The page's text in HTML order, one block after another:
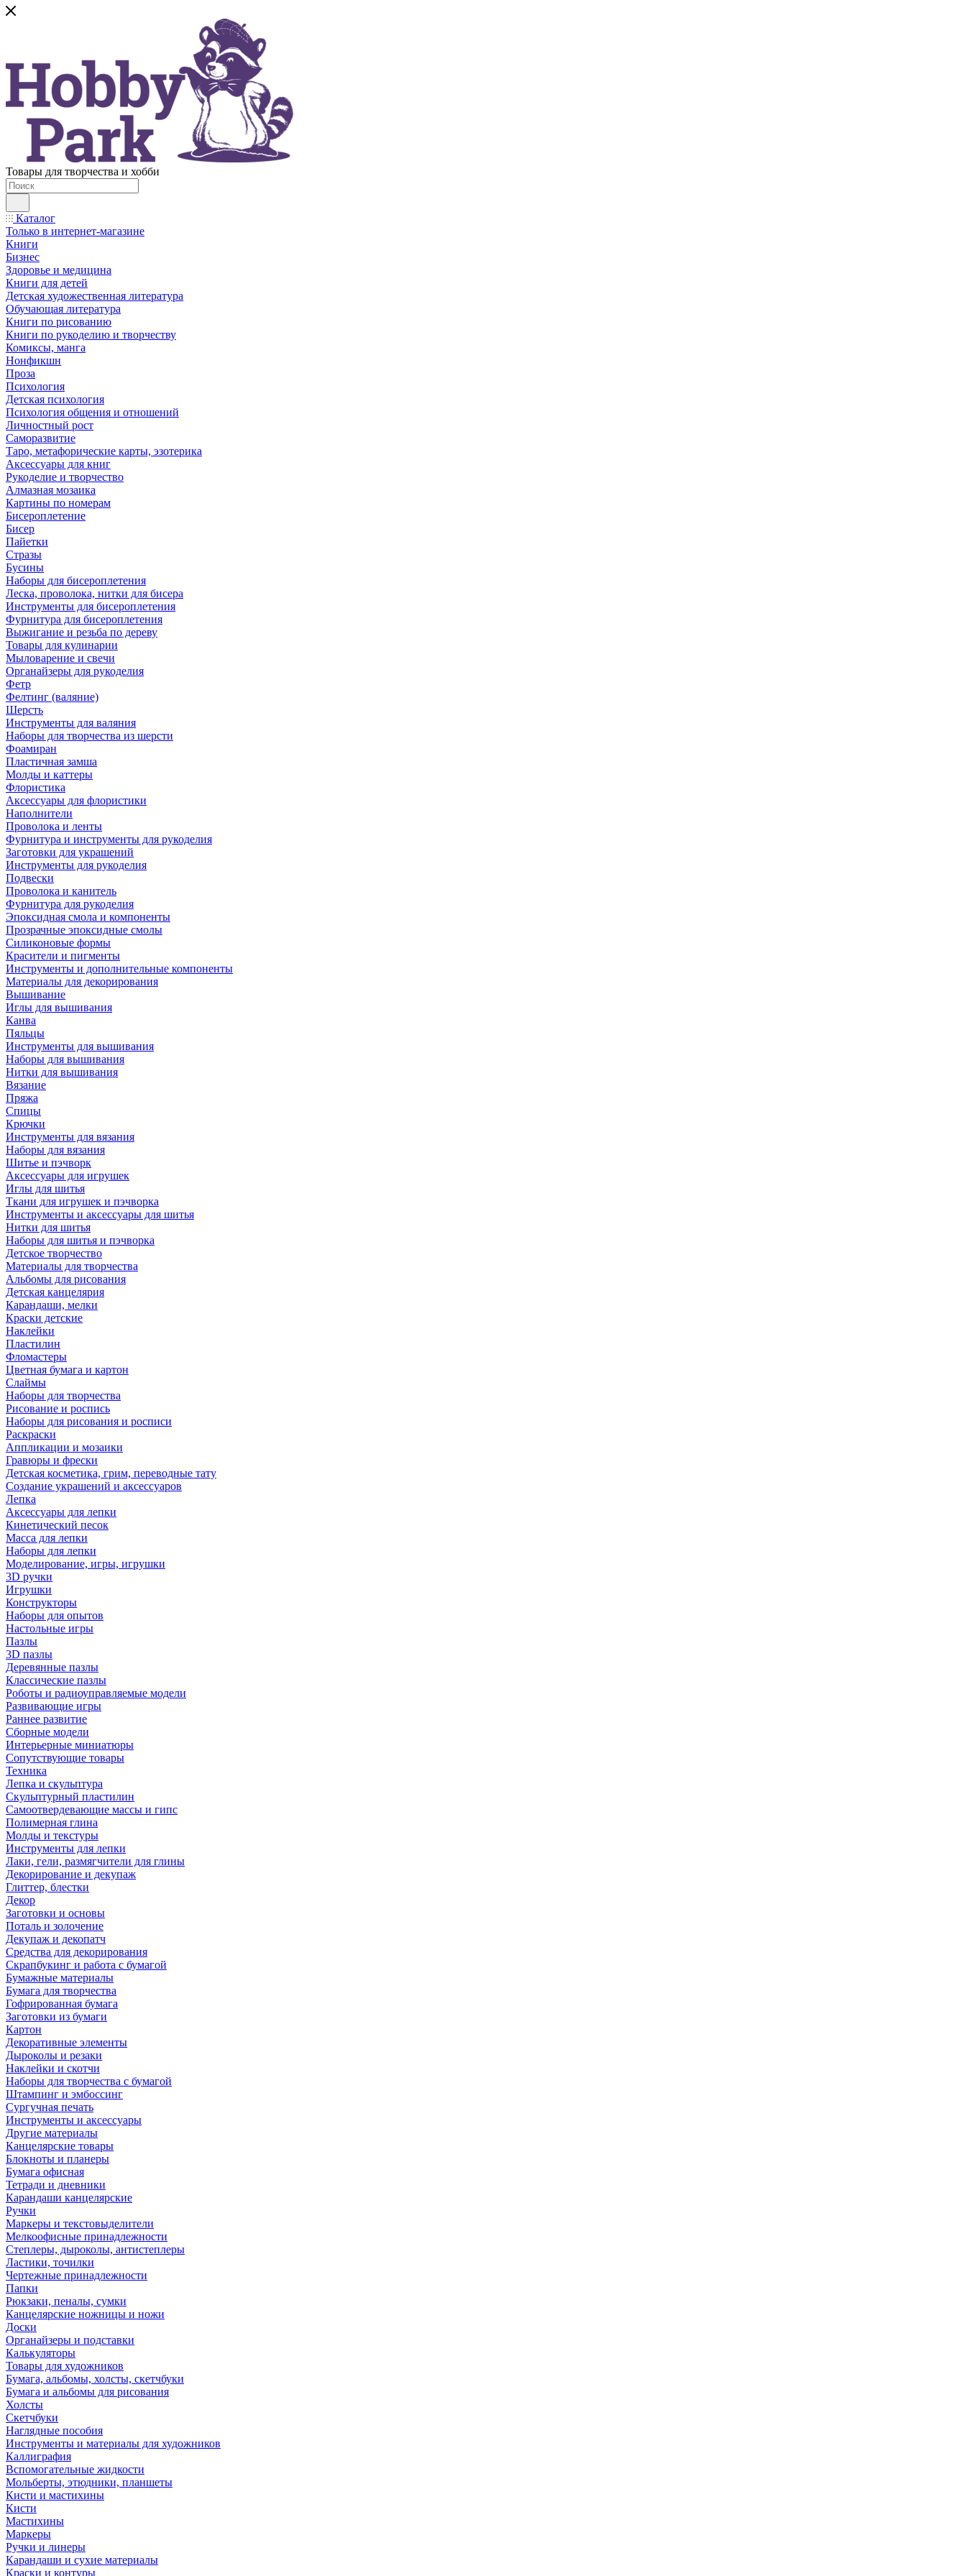
Товары для творчества и хобби
Каталог
Только в интернет-магазине
Книги
Бизнес
Здоровье и медицина
Книги для детей
Детская художественная литература
Обучающая литература
Книги по рисованию
Книги по рукоделию и творчеству
Комиксы, манга
Нонфикшн
Проза
Психология
Детская психология
Психология общения и отношений
Личностный рост
Саморазвитие
Таро, метафорические карты, эзотерика
Аксессуары для книг
Рукоделие и творчество
Алмазная мозаика
Картины по номерам
Бисероплетение
Бисер
Пайетки
Стразы
Бусины
Наборы для бисероплетения
Леска, проволока, нитки для бисера
Инструменты для бисероплетения
Фурнитура для бисероплетения
Выжигание и резьба по дереву
Товары для кулинарии
Мыловарение и свечи
Органайзеры для рукоделия
Фетр
Фелтинг (валяние)
Шерсть
Инструменты для валяния
Наборы для творчества из шерсти
Фоамиран
Пластичная замша
Молды и каттеры
Флористика
Аксессуары для флористики
Наполнители
Проволока и ленты
Фурнитура и инструменты для рукоделия
Заготовки для украшений
Инструменты для рукоделия
Подвески
Проволока и канитель
Фурнитура для рукоделия
Эпоксидная смола и компоненты
Прозрачные эпоксидные смолы
Силиконовые формы
Красители и пигменты
Инструменты и дополнительные компоненты
Материалы для декорирования
Вышивание
Иглы для вышивания
Канва
Пяльцы
Инструменты для вышивания
Наборы для вышивания
Нитки для вышивания
Вязание
Пряжа
Спицы
Крючки
Инструменты для вязания
Наборы для вязания
Шитье и пэчворк
Аксессуары для игрушек
Иглы для шитья
Ткани для игрушек и пэчворка
Инструменты и аксессуары для шитья
Нитки для шитья
Наборы для шитья и пэчворка
Детское творчество
Материалы для творчества
Альбомы для рисования
Детская канцелярия
Карандаши, мелки
Краски детские
Наклейки
Пластилин
Фломастеры
Цветная бумага и картон
Слаймы
Наборы для творчества
Рисование и роспись
Наборы для рисования и росписи
Раскраски
Аппликации и мозаики
Гравюры и фрески
Детская косметика, грим, переводные тату
Создание украшений и аксессуаров
Лепка
Аксессуары для лепки
Кинетический песок
Масса для лепки
Наборы для лепки
Моделирование, игры, игрушки
3D ручки
Игрушки
Конструкторы
Наборы для опытов
Настольные игры
Пазлы
3D пазлы
Деревянные пазлы
Классические пазлы
Роботы и радиоуправляемые модели
Развивающие игры
Раннее развитие
Сборные модели
Интерьерные миниатюры
Сопутствующие товары
Техника
Лепка и скульптура
Скульптурный пластилин
Самоотвердевающие массы и гипс
Полимерная глина
Молды и текстуры
Инструменты для лепки
Лаки, гели, размягчители для глины
Декорирование и декупаж
Глиттер, блестки
Декор
Заготовки и основы
Поталь и золочение
Декупаж и декопатч
Средства для декорирования
Скрапбукинг и работа с бумагой
Бумажные материалы
Бумага для творчества
Гофрированная бумага
Заготовки из бумаги
Картон
Декоративные элементы
Дыроколы и резаки
Наклейки и скотчи
Наборы для творчества с бумагой
Штампинг и эмбоссинг
Сургучная печать
Инструменты и аксессуары
Другие материалы
Канцелярские товары
Блокноты и планеры
Бумага офисная
Тетради и дневники
Карандаши канцелярские
Ручки
Маркеры и текстовыделители
Мелкоофисные принадлежности
Степлеры, дыроколы, антистеплеры
Ластики, точилки
Чертежные принадлежности
Папки
Рюкзаки, пеналы, сумки
Канцелярские ножницы и ножи
Доски
Органайзеры и подставки
Калькуляторы
Товары для художников
Бумага, альбомы, холсты, скетчбуки
Бумага и альбомы для рисования
Холсты
Скетчбуки
Наглядные пособия
Инструменты и материалы для художников
Каллиграфия
Вспомогательные жидкости
Мольберты, этюдники, планшеты
Кисти и мастихины
Кисти
Мастихины
Маркеры
Ручки и линеры
Карандаши и сухие материалы
Краски и контуры